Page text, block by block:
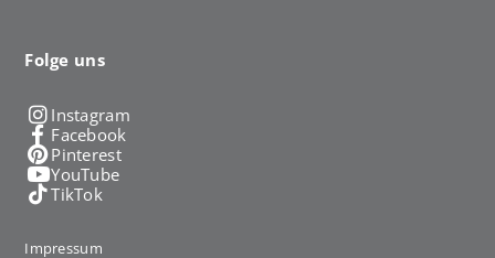
Folge uns
Instagram
Facebook
Pinterest
YouTube
TikTok
Impressum